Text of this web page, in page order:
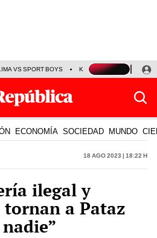
VS SPORT BOYS KENJI FUJIMORI
ECONOMÍA SOCIEDAD MUNDO
18 Ago 2023 | 18:22 h
ilegal y
a Pataz